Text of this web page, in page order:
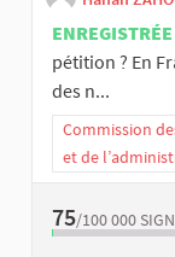
ENREGISTRÉE
pétition ? En
des n...
Commission
et de
75/100 000